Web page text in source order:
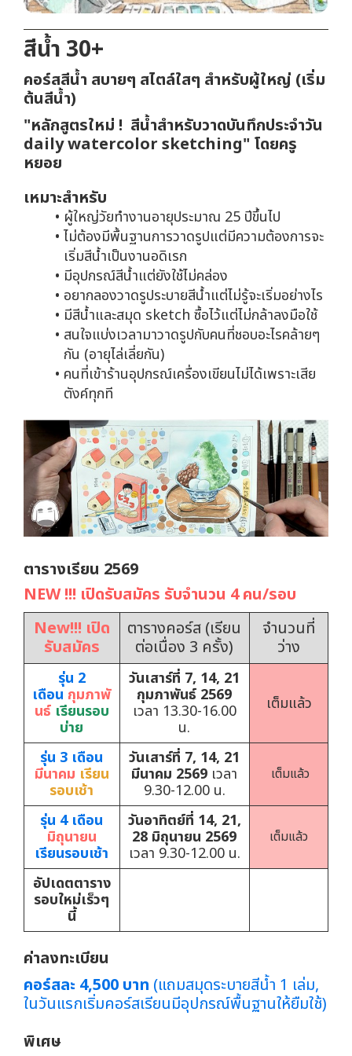
สีน้ำ 30+
คอร์สสีน้ำ สบายๆ สไตล์ใสๆ สำหรับผู้ใหญ่ (เริ่ม
ต้นสีน้ำ)
"หลักสูตรใหม่ ! สีน้ำสำหรับวาดบันทึกประจำวัน
daily watercolor sketching" โดยครู
หยอย
เหมาะสำหรับ
ผู้ใหญ่วัยทำงานอายุประมาณ 25 ปีขึ้นไป
ไม่ต้องมีพื้นฐานการวาดรูปแต่มีความต้องการจะ
เริ่มสีน้ำเป็นงานอดิเรก
มีอุปกรณ์สีน้ำแต่ยังใช้ไม่คล่อง
อยากลองวาดรูประบายสีน้ำแต่ไม่รู้จะเริ่มอย่างไร
มีสีน้ำและสมุด sketch ซื้อไว้แต่ไม่กล้าลงมือใช้
สนใจแบ่งเวลามาวาดรูปกับคนที่ชอบอะไรคล้ายๆ
กัน (อายุไล่เลี่ยกัน)
คนที่เข้าร้านอุปกรณ์เครื่องเขียนไม่ได้เพราะเสีย
ตังค์ทุกที
ตารางเรียน 2569
NEW !!! เปิดรับสมัคร รับจำนวน 4 คน/รอบ
New!!! เปิด
รับสมัคร
ตารางคอร์ส (เรียน
ต่อเนื่อง 3 ครั้ง)
จำนวนที่
ว่าง
รุ่น 2
เดือน กุมภาพั
นธ์ เรียนรอบ
บ่าย
วันเสาร์ที่ 7, 14, 21
กุมภาพันธ์ 2569
เวลา 13.30-16.00
น.
เต็มแล้ว
รุ่น 3 เดือน
มีนาคม เรียน
รอบเช้า
วันเสาร์ที่ 7, 14, 21
มีนาคม 2569 เวลา
9.30-12.00 น.
เต็มแล้ว
รุ่น 4 เดือน
มิถุนายน
เรียนรอบเช้า
วันอาทิตย์ที่ 14, 21,
28 มิถุนายน 2569
เวลา 9.30-12.00 น.
เต็มแล้ว
อัปเดตตาราง
รอบใหม่เร็วๆ
นี้
ค่าลงทะเบียน
คอร์สละ 4,500 บาท (แถมสมุดระบายสีน้ำ 1 เล่ม,
ในวันแรกเริ่มคอร์สเรียนมีอุปกรณ์พื้นฐานให้ยืมใช้)
พิเศษ